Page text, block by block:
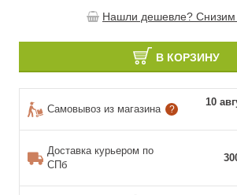
Нашли дешевле? Снизим
В КОРЗИНУ
Самовывоз из магазина ?
10
Доставка курьером по
СПб